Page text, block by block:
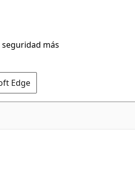
más
Edge